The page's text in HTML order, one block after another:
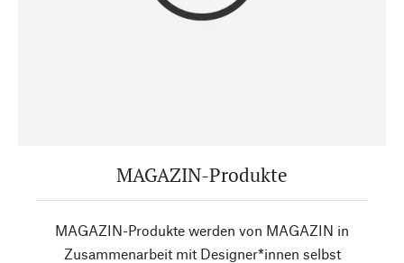
MAGAZIN-Produkte
MAGAZIN-Produkte werden von MAGAZIN in
Zusammenarbeit mit Designer*innen selbst